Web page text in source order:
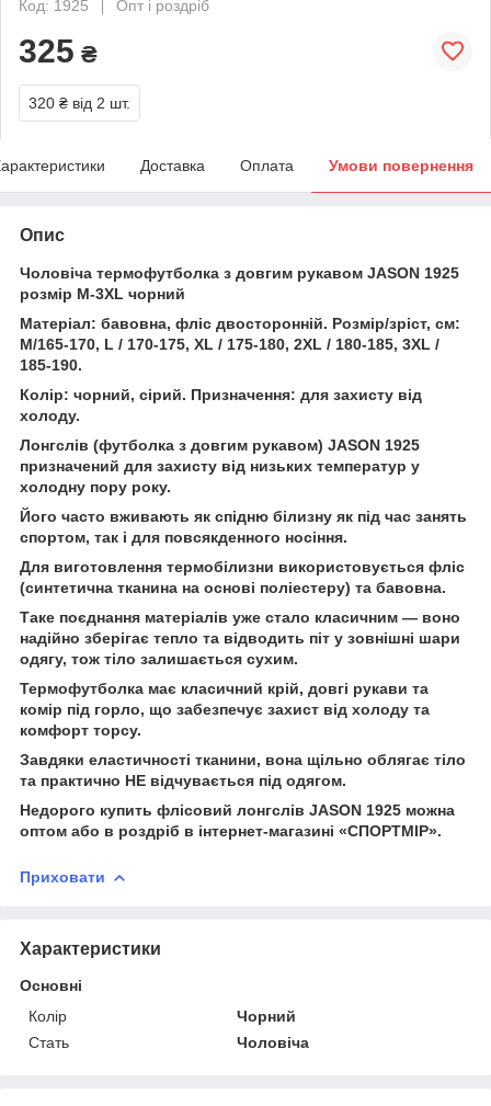
Код: 1925
Опт і роздріб
325 ₴
320 ₴ від 2 шт.
Доставка Оплата Умови повернення
Опис
Чоловіча термофутболка з довгим рукавом JASON 1925
розмір M-3XL чорний
Матеріал: бавовна, фліс двосторонній. Розмір/зріст, см:
M/165-170, L / 170-175, XL / 175-180, 2XL / 180-185, 3XL /
185-190.
Колір: чорний, сірий. Призначення: для захисту від
холоду.
Лонгслів (футболка з довгим рукавом) JASON 1925
призначений для захисту від низьких температур у
холодну пору року.
Його часто вживають як спідню білизну як під час занять
спортом, так і для повсякденного носіння.
Для виготовлення термобілизни використовується фліс
(синтетична тканина на основі поліестеру) та бавовна.
Таке поєднання матеріалів уже стало класичним — воно
надійно зберігає тепло та відводить піт у зовнішні шари
одягу, тож тіло залишається сухим.
Термофутболка має класичний крій, довгі рукави та
комір під горло, що забезпечує захист від холоду та
комфорт торсу.
Завдяки еластичності тканини, вона щільно облягає тіло
та практично НЕ відчувається під одягом.
Недорого купить флісовий лонгслів JASON 1925 можна
оптом або в роздріб в інтернет-магазині «СПОРТМІР».
Приховати
Характеристики
Основні
Колір
Чорний
Стать
Чоловіча